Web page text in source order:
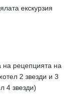
екскурзия
на рецепцията на
2 звезди и 3
4 звезди)